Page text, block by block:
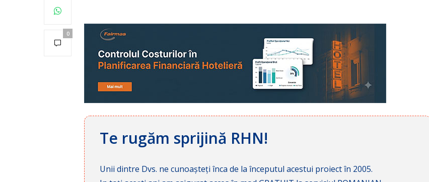
0
Te rugăm sprijină RHN!
Unii dintre Dvs. ne cunoașteți înca de la începutul acestui proiect în 2005.